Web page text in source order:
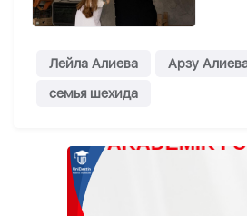
Лейла Алиева Арзу
семья шехида